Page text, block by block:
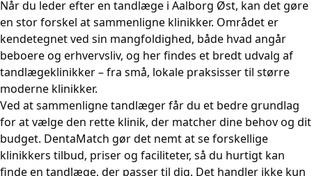
Når du leder efter en tandlæge i Aalborg Øst, kan det gøre
en stor forskel at sammenligne klinikker. Området er
kendetegnet ved sin mangfoldighed, både hvad angår
beboere og erhvervsliv, og her findes et bredt udvalg af
tandlægeklinikker – fra små, lokale praksisser til større
moderne klinikker.
Ved at sammenligne tandlæger får du et bedre grundlag
for at vælge den rette klinik, der matcher dine behov og dit
budget. DentaMatch gør det nemt at se forskellige
klinikkers tilbud, priser og faciliteter, så du hurtigt kan
finde en tandlæge, der passer til dig. Det handler ikke kun